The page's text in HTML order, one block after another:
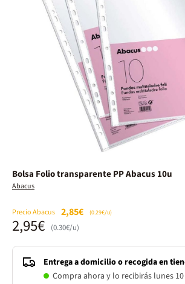
Bolsa Folio transparente PP Abacus 10u
Abacus
Precio Abacus 2,85€ (0.29€/u)
2,95€ (0.30€/u)
Entrega a domicilio o recogida en
Compra ahora y lo recibirás lunes